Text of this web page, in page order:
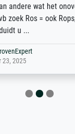
andere wat het
zoek Ros = ook
u ...
2025